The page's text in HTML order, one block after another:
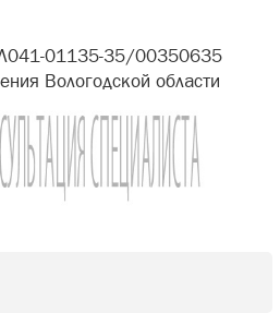
01135-35/00350635
Вологодской области